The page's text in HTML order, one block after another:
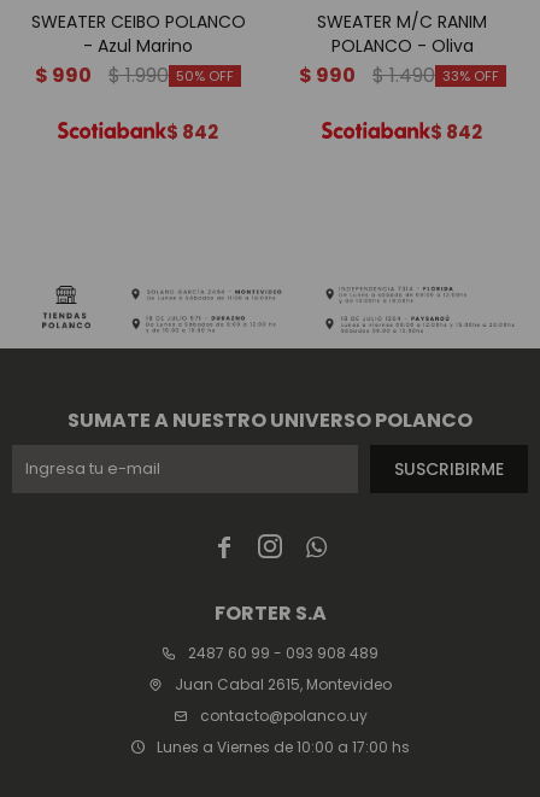
SWEATER CEIBO POLANCO
- Azul Marino
$ 990 $1.990 50
$ 842
SWEATER M/C RANIM
POLANCO - Oliva
$ 990 $1.490 33
$ 842
  
FORTER S.A
2487 60 99 - 093 908 489
Juan Cabal 2615, Montevideo
contacto@polanco.uy
Lunes a Viernes de 10:00 a 17:00 hs
SUMATE A NUESTRO UNIVERSO POLANCO
SUSCRIBIRME